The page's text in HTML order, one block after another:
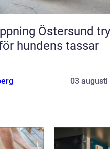
Östersund trygg
hundens tassar
03 augusti